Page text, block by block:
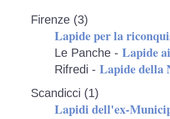
Firenze (3)
Lapide per la
Le Panche - Lapide
Rifredi - Lapide della
Scandicci (1)
Lapidi dell'ex-